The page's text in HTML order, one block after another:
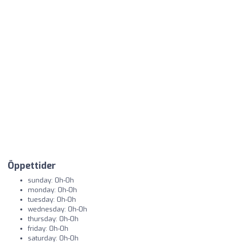
Öppettider
sunday: 0h-0h
monday: 0h-0h
tuesday: 0h-0h
wednesday: 0h-0h
thursday: 0h-0h
friday: 0h-0h
saturday: 0h-0h